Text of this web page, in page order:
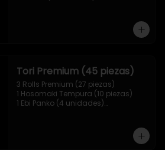
Tori Premium (45 piezas)
3 Rolls Premium (27 piezas)
1 Hosomaki Tempura (10 piezas)
1 Ebi Panko (4 unidades)